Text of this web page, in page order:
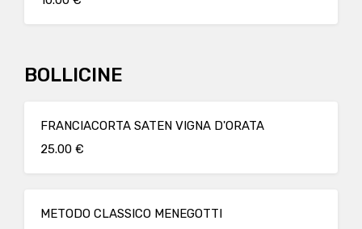
BOLLICINE
FRANCIACORTA SATEN VIGNA D'ORATA
25.00 €
METODO CLASSICO MENEGOTTI